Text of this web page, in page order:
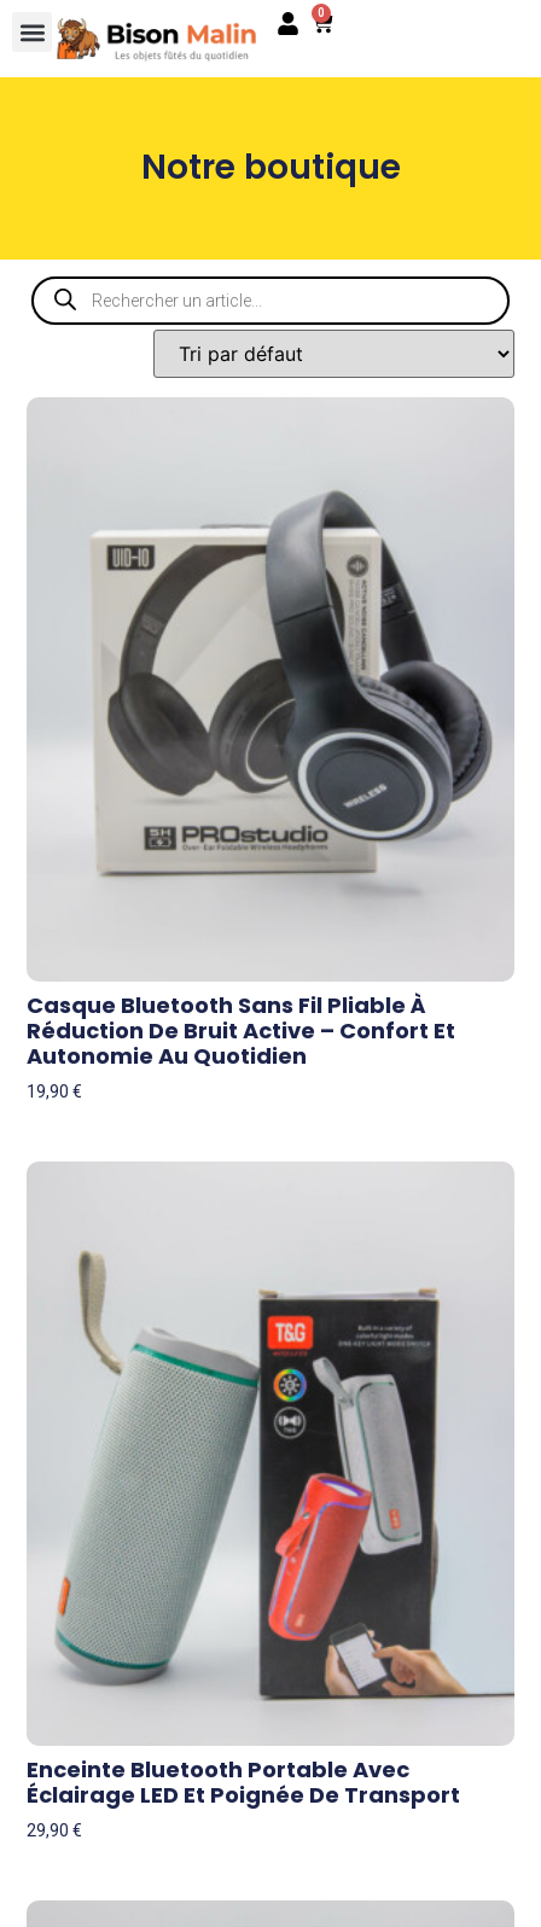
0
Notre boutique
Casque Bluetooth Sans Fil Pliable À
Réduction De Bruit Active – Confort Et
Autonomie Au Quotidien
19,90€
Enceinte Bluetooth Portable Avec
Éclairage LED Et Poignée De Transport
29,90€